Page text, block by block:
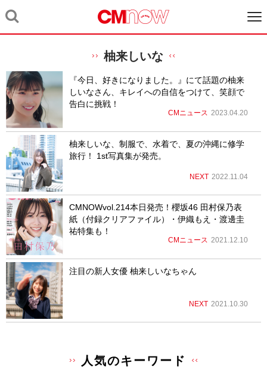
柚来しいな
『今日、好きになりました。』にて話題の柚来
しいなさん、キレイへの自信をつけて、笑顔で
告白に挑戦！
CMニュース 2023.04.20
柚来しいな、制服で、水着で、夏の沖縄に修学
旅行！ 1st写真集が発売。
NEXT 2022.11.04
CMNOWvol.214本日発売！櫻坂46 田村保乃表
紙（付録クリアファイル）・伊織もえ・渡邊圭
祐特集も！
CMニュース 2021.12.10
注目の新人女優 柚来しいなちゃん
NEXT 2021.10.30
人気のキーワード